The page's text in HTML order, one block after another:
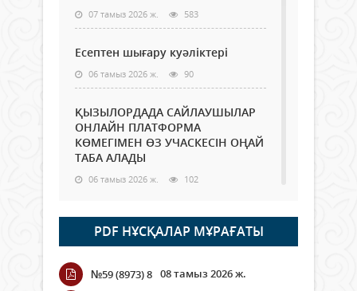
07 тамыз 2026 ж. 583
Есептен шығару куәліктері
06 тамыз 2026 ж. 90
ҚЫЗЫЛОРДАДА САЙЛАУШЫЛАР
ОНЛАЙН ПЛАТФОРМА
КӨМЕГІМЕН ӨЗ УЧАСКЕСІН ОҢАЙ
ТАБА АЛАДЫ
06 тамыз 2026 ж. 102
Open Air: Қызылорда облысы
полиция департаменті 20
мыңнан астам көрерменнің
қауіпсіздігін қамтамасыз етті
06 тамыз 2026 ж.
PDF НҰСҚАЛАР МҰРАҒАТЫ
№59 (8973) 8 08 тамыз 2026 ж.